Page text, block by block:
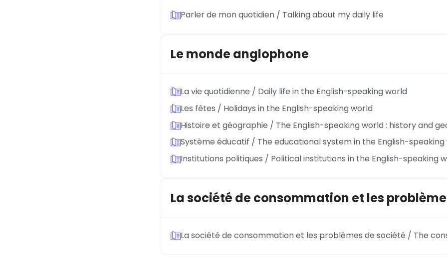
Parler de mon quotidien / Talking about my daily life
Le monde anglophone
La vie quotidienne / Daily life in the English-speaking world
Les fêtes / Holidays in the English-speaking world
Histoire et géographie / The English-speaking world : history and
Système éducatif / The educational system in the English-
Institutions politiques / Political institutions in the English-speaking
La société de consommation et les
La société de consommation et les problèmes de société / The